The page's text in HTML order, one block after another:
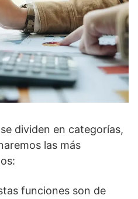
dividen en categorías,
las más
funciones son de